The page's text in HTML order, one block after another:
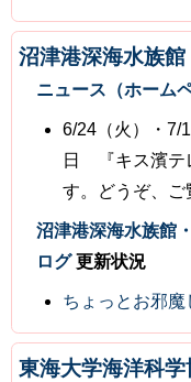
沼津港深海水族館
ニュース（ホーム
6/24（火）・
日 『キス濱テ
す。どうぞ、ご
沼津港深海水族館
ログ更新状況
ちょっとお邪魔
東海大学海洋科学